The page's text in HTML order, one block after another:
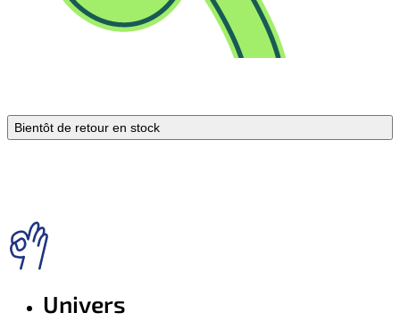
Bientôt de retour en stock
Univers